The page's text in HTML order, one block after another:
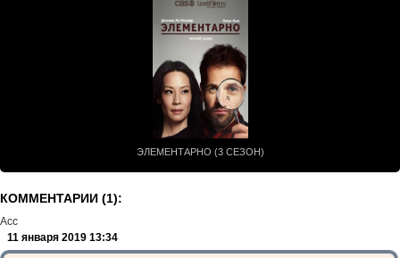
ЭЛЕМЕНТАРНО (3 СЕЗОН)
КОММЕНТАРИИ (1):
Асс
11 января 2019 13:34